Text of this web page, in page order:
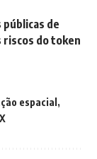
de
do token
espacial